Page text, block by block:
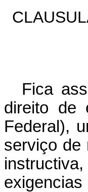
Fica
direito de
Federal),
serviço de
exigencias